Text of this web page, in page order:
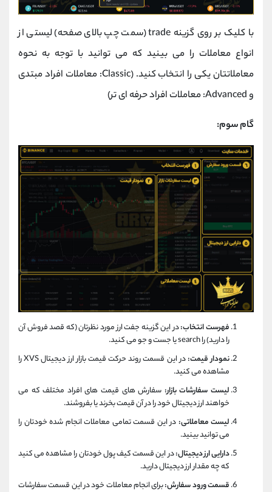
با کلیک بر روی گزینه trade (سمت چپ بالای صفحه) لیستی از
انواع معاملات را می بینید که می توانید با توجه به نحوه
معاملاتتان یکی را انتخاب کنید. (Classic: معاملات افراد مبتدی
و Advanced: معاملات افراد حرفه ای تر)
گام سوم:
فهرست انتخاب:در این گزینه جفت ارز مورد نظرتان (که قصد فروش آن
را دارید) را search یا جست و جو می کنید.
نمودار قیمت:
در این قسمت روند حرکت قیمت بازار ارز دیجیتال XVS را
مشاهده می کنید.
لیست سفارشات بازار: سفارش های قیمت های افراد مختلف که می
خواهند ارز دیجیتال خود را در آن قیمت بخرند یا بفروشند.
لیست معاملاتی: در این قسمت تمامی معاملات انجام شده خودتان را
می توانید بینید.
دارایی ارز دیجیتال:در این قسمت کیف پول خودتان را مشاهده می کنید
که چه مقدار ارز دیجیتال دارید.
قسمت ورود سفارش:برای انجام معاملات خود در این قسمت سفارشات